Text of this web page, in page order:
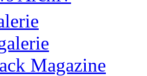
Magazine